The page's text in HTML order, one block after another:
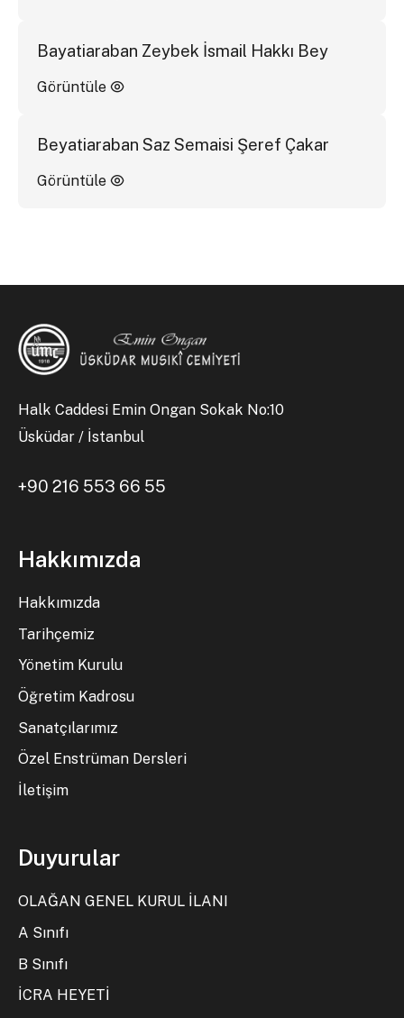
Bayatiaraban Zeybek İsmail Hakkı Bey
Görüntüle
Beyatiaraban Saz Semaisi Şeref Çakar
Görüntüle
Halk Caddesi Emin Ongan Sokak No:10
Üsküdar / İstanbul
+90 216 553 66 55
Hakkımızda
Hakkımızda
Tarihçemiz
Yönetim Kurulu
Öğretim Kadrosu
Sanatçılarımız
Özel Enstrüman Dersleri
İletişim
Duyurular
OLAĞAN GENEL KURUL İLANI
A Sınıfı
B Sınıfı
İCRA HEYETİ